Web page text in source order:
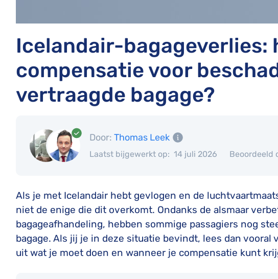
Icelandair-bagageverlies:
compensatie voor
vertraagde bagage?
Door: Thomas Leek
Laatst bijgewerkt op: 14 juli 2026 Beoordeeld
Als je met Icelandair hebt gevlogen en de
niet de enige die dit overkomt. Ondanks de alsmaar
bagageafhandeling, hebben sommige passagiers nog
bagage. Als jij je in deze situatie bevindt, lees dan vooral
uit wat je moet doen en wanneer je compensatie kunt